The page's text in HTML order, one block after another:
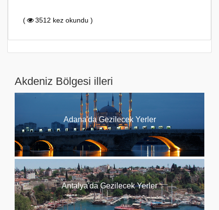
( 3512 kez okundu )
Akdeniz Bölgesi illeri
Adana'da Gezilecek Yerler
Antalya'da Gezilecek Yerler